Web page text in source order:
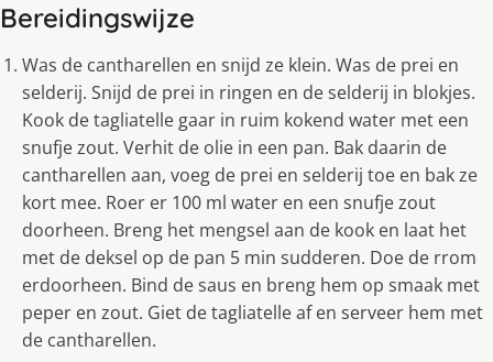
Bereidingswijze
Was de cantharellen en snijd ze klein. Was de prei en
selderij. Snijd de prei in ringen en de selderij in blokjes.
Kook de tagliatelle gaar in ruim kokend water met een
snufje zout. Verhit de olie in een pan. Bak daarin de
cantharellen aan, voeg de prei en selderij toe en bak ze
kort mee. Roer er 100 ml water en een snufje zout
doorheen. Breng het mengsel aan de kook en laat het
met de deksel op de pan 5 min sudderen. Doe de rrom
erdoorheen. Bind de saus en breng hem op smaak met
peper en zout. Giet de tagliatelle af en serveer hem met
de cantharellen.